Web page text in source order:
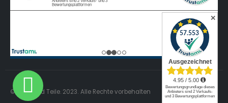
© Auto und Teile. 2023. Alle Rechte vorbehalten
✕